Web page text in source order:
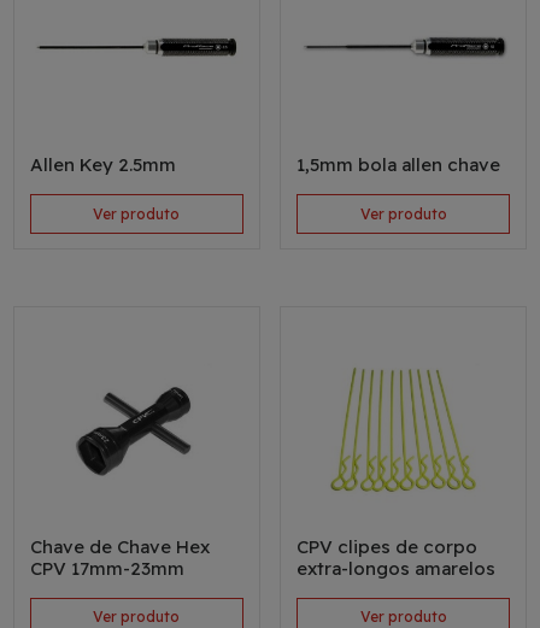
Allen Key 2.5mm
Ver produto
1,5mm bola allen chave
Ver produto
Chave de Chave Hex
CPV 17mm-23mm
Ver produto
CPV clipes de corpo
extra-longos amarelos
Ver produto